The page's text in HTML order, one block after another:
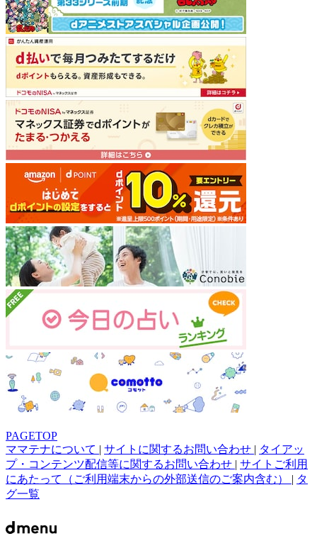
PAGETOP
ママテナについて | サイトに関するお問い合わせ | タイアッ
プ・コンテンツ配信等に関するお問い合わせ | サイトご利用
にあたって（ご利用端末からの外部送信のご案内含む） | タ
グ一覧